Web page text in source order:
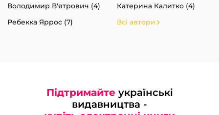
Володимир В'ятрович (4)
Катерина Калитко (4)
Ребекка Яррос (7)
Всі автори
Підтримайте українські
видавництва -